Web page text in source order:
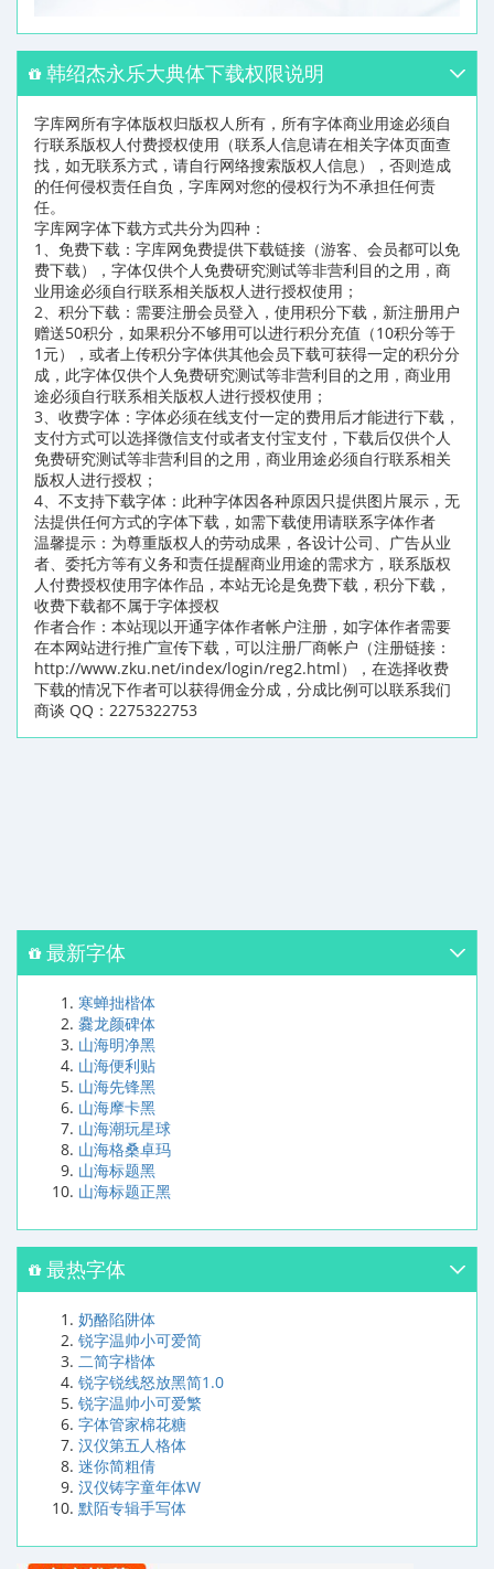
韩绍杰永乐大典体下载权限说明
字库网所有字体版权归版权人所有，所有字体商业用途必须自
行联系版权人付费授权使用（联系人信息请在相关字体页面查
找，如无联系方式，请自行网络搜索版权人信息），否则造成
的任何侵权责任自负，字库网对您的侵权行为不承担任何责
任。
字库网字体下载方式共分为四种：
1、免费下载：字库网免费提供下载链接（游客、会员都可以免
费下载），字体仅供个人免费研究测试等非营利目的之用，商
业用途必须自行联系相关版权人进行授权使用；
2、积分下载：需要注册会员登入，使用积分下载，新注册用户
赠送50积分，如果积分不够用可以进行积分充值（10积分等于
1元），或者上传积分字体供其他会员下载可获得一定的积分分
成，此字体仅供个人免费研究测试等非营利目的之用，商业用
途必须自行联系相关版权人进行授权使用；
3、收费字体：字体必须在线支付一定的费用后才能进行下载，
支付方式可以选择微信支付或者支付宝支付，下载后仅供个人
免费研究测试等非营利目的之用，商业用途必须自行联系相关
版权人进行授权；
4、不支持下载字体：此种字体因各种原因只提供图片展示，无
法提供任何方式的字体下载，如需下载使用请联系字体作者
温馨提示：为尊重版权人的劳动成果，各设计公司、广告从业
者、委托方等有义务和责任提醒商业用途的需求方，联系版权
人付费授权使用字体作品，本站无论是免费下载，积分下载，
收费下载都不属于字体授权
作者合作：本站现以开通字体作者帐户注册，如字体作者需要
在本网站进行推广宣传下载，可以注册厂商帐户（注册链接：
http://www.zku.net/index/login/reg2.html），在选择收费
下载的情况下作者可以获得佣金分成，分成比例可以联系我们
商谈 QQ：2275322753
最新字体
寒蝉拙楷体
爨龙颜碑体
山海明净黑
山海便利贴
山海先锋黑
山海摩卡黑
山海潮玩星球
山海格桑卓玛
山海标题黑
山海标题正黑
最热字体
奶酪陷阱体
锐字温帅小可爱简
二简字楷体
锐字锐线怒放黑简1.0
锐字温帅小可爱繁
字体管家棉花糖
汉仪第五人格体
迷你简粗倩
汉仪铸字童年体W
默陌专辑手写体